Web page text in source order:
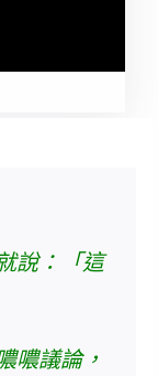
說：「這
噥議論，